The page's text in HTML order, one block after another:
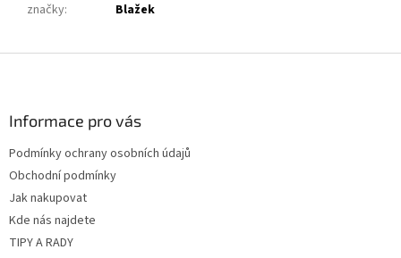
značky: Blažek
Informace pro vás
Podmínky ochrany osobních údajů
Obchodní podmínky
Jak nakupovat
Kde nás najdete
TIPY A RADY